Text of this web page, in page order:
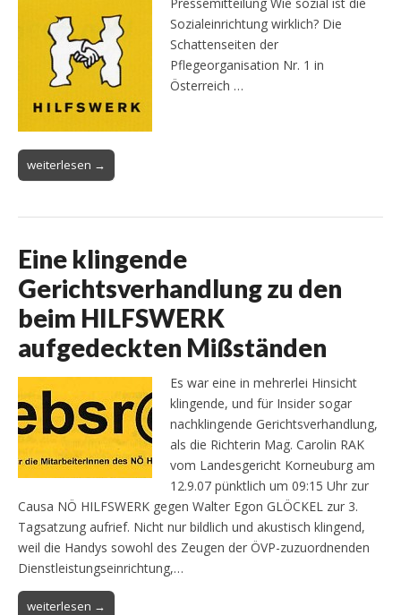
Sozialeinrichtung wirklich? Die
Schattenseiten der
Pflegeorganisation Nr. 1 in
Österreich …
weiterlesen →
Eine klingende
Gerichtsverhandlung zu den
beim HILFSWERK
aufgedeckten Mißständen
Es war eine in mehrerlei Hinsicht
klingende, und für Insider sogar
nachklingende Gerichtsverhandlung,
als die Richterin Mag. Carolin RAK
vom Landesgericht Korneuburg am
12.9.07 pünktlich um 09:15 Uhr zur
Causa NÖ HILFSWERK gegen Walter Egon GLÖCKEL zur 3.
Tagsatzung aufrief. Nicht nur bildlich und akustisch klingend,
weil die Handys sowohl des Zeugen der ÖVP-zuzuordnenden
Dienstleistungseinrichtung,…
weiterlesen →